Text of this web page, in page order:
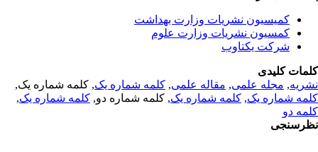
کمیسیون نشریات وزارت بهداشت
کمسیون نشریات وزارت علوم
شرکت یکتاوب
کلیدی
,مجله علمی, مقاله علمی, کلمه شماره یک, کلمه شماره یک,
شماره یک,کلمه شماره یک, کلمه شماره دو,کلمه شماره یک,
دو